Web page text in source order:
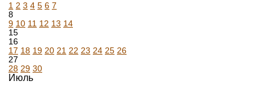
1 2 3 4 5 6 7
8
9 10 11 12 13 14
15
16
17 18 19 20 21 22 23 24 25 26
27
28 29 30
Июль